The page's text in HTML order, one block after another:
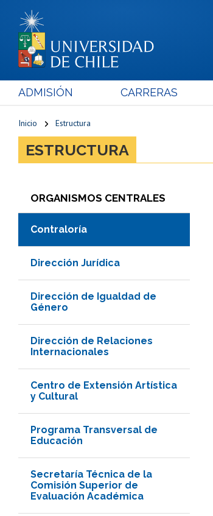
ADMISIÓN CARRERAS
Inicio Estructura
ESTRUCTURA
ORGANISMOS CENTRALES
Contraloría
Dirección Jurídica
Dirección de Igualdad de
Género
Dirección de Relaciones
Internacionales
Centro de Extensión Artística
y Cultural
Programa Transversal de
Educación
Secretaría Técnica de la
Comisión Superior de
Evaluación Académica